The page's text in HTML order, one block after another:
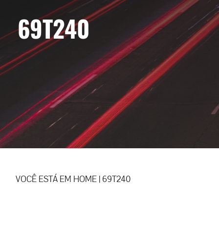
69T240
VOCÊ ESTÁ EM HOME | 69T240